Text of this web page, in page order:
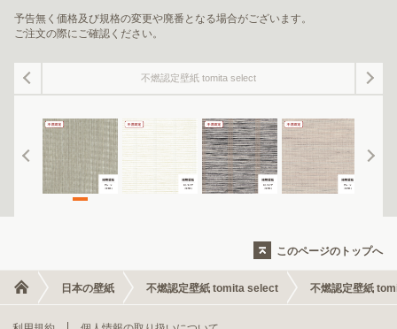
予告無く価格及び規格の変更や廃番となる場合がございます。
ご注文の際にご確認ください。
不燃認定壁紙 tomita select
このページのトップへ
日本の壁紙 不燃認定壁紙 tomita select 不燃認定壁紙